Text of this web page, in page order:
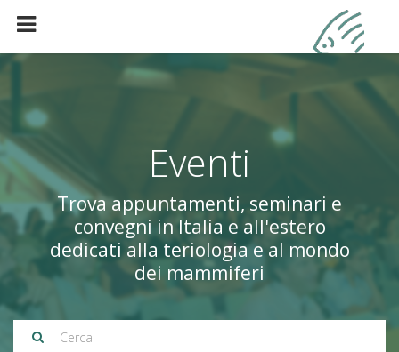
Eventi
Trova appuntamenti, seminari e
convegni in Italia e all'estero
dedicati alla teriologia e al mondo
dei mammiferi